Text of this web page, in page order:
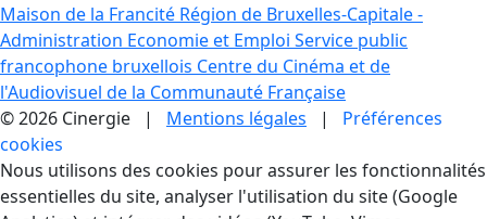
Maison de la Francité Région de Bruxelles-Capitale -
Administration Economie et Emploi Service public
francophone bruxellois Centre du Cinéma et de
l'Audiovisuel de la Communauté Française
© 2026 Cinergie | Mentions légales | Préférences
cookies
Gestion des Cookies
Nous utilisons des cookies pour assurer les fonctionnalités
essentielles du site, analyser l'utilisation du site (Google